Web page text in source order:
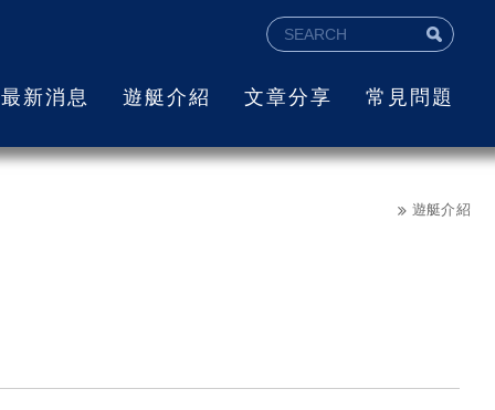
最新消息 遊艇介紹 文章分享 常見問題
遊艇介紹